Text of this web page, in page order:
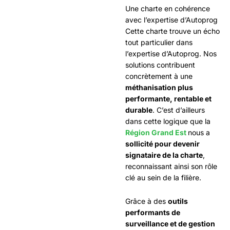
Une charte en cohérence
avec l’expertise d’Autoprog
Cette charte trouve un écho
tout particulier dans
l’expertise d’Autoprog. Nos
solutions contribuent
concrètement à une
méthanisation plus
performante, rentable et
durable. C’est d’ailleurs
dans cette logique que la
Région Grand Est nous a
sollicité pour devenir
signataire de la charte,
reconnaissant ainsi son rôle
clé au sein de la filière.
Grâce à des outils
performants de
surveillance et de gestion